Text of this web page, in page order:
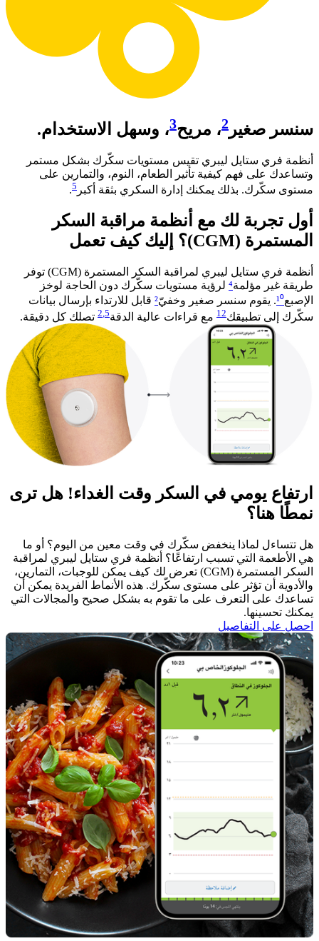
سنسر صغير 2، مريح3، وسهل الاستخدام.
أنظمة فري ستايل ليبري تقيس مستويات سكّرك بشكل مستمر
وتساعدك على فهم كيفية تأثير الطعام، النوم، والتمارين على
مستوى سكّرك. بذلك يمكنك إدارة السكري بثقة أكبر 5
. ​
أول تجربة لك مع أنظمة مراقبة السكر
المستمرة (CGM)؟ إليك كيف تعمل​
أنظمة فري ستايل ليبري لمراقبة السكر المستمرة (CGM) توفر
طريقة غير مؤلمة⁴ لرؤية مستويات سكّرك دون الحاجة لوخز
الإصبع¹⁰. يقوم سنسر صغير وخفيّ² قابل للارتداء بإرسال بيانات
سكّرك إلى تطبيقك12 مع قراءات عالية الدقة 2,5 تصلك كل دقيقة.​
ارتفاع يومي في السكر وقت الغداء! هل ترى
نمطًا هنا؟
هل تتساءل لماذا ينخفض سكّرك في وقت معين من اليوم؟ أو ما
هي الأطعمة التي تسبب ارتفاعًا؟ أنظمة فري ستايل ليبري لمراقبة
السكر المستمرة (CGM) تعرض لك كيف يمكن للوجبات، التمارين،
والأدوية أن تؤثر على مستوى سكّرك. هذه الأنماط الفريدة يمكن أن
تساعدك على التعرف على ما تقوم به بشكل صحيح والمجالات التي
يمكنك تحسينها. ​
احصل على التفاصيل